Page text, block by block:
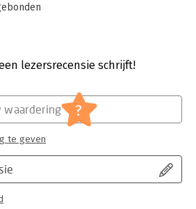
het tempo blijft hoog’
1-2023
lezersrecensie schrijft!
waardering ?
te geven